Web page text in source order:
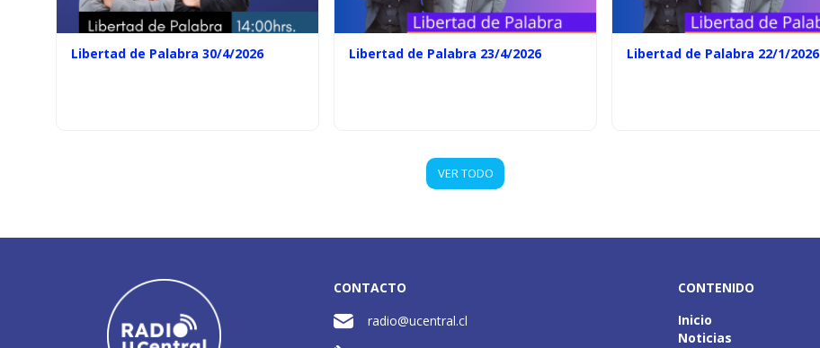
Libertad de Palabra 30/4/2026 Libertad de Palabra 23/4/2026 Libertad de Palabra 22/1/2026
VER TODO
CONTACTO
radio@ucentral.cl
CONTENIDO
Inicio
Noticias